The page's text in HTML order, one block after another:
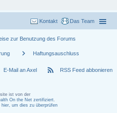
Das Team
Kontakt
zur Benutzung des Forums
chevron_right Haftungsauschluss
E-Mail an Axel rss_feed RSS Feed abbonieren
ist von der
On the Net zertifiziert.
hier, um dies zu überprüfen